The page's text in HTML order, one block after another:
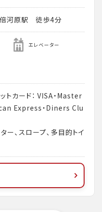
河原駅 徒歩4分
エレベーター
トカード： VISA・Master
Express・Diners Clu
、スロープ、多目的トイ